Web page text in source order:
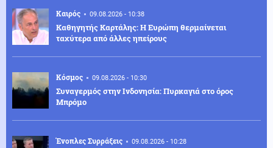
Καιρός 09.08.2026 - 10:38
Καθηγητής Καρτάλης: Η Ευρώπη θερμαίνεται
ταχύτερα από άλλες ηπείρους
Κόσμος 09.08.2026 - 10:30
Συναγερμός στην Ινδονησία: Πυρκαγιά στο όρος
Μπρόμο
Ένοπλες Συρράξεις 09.08.2026 - 10:28